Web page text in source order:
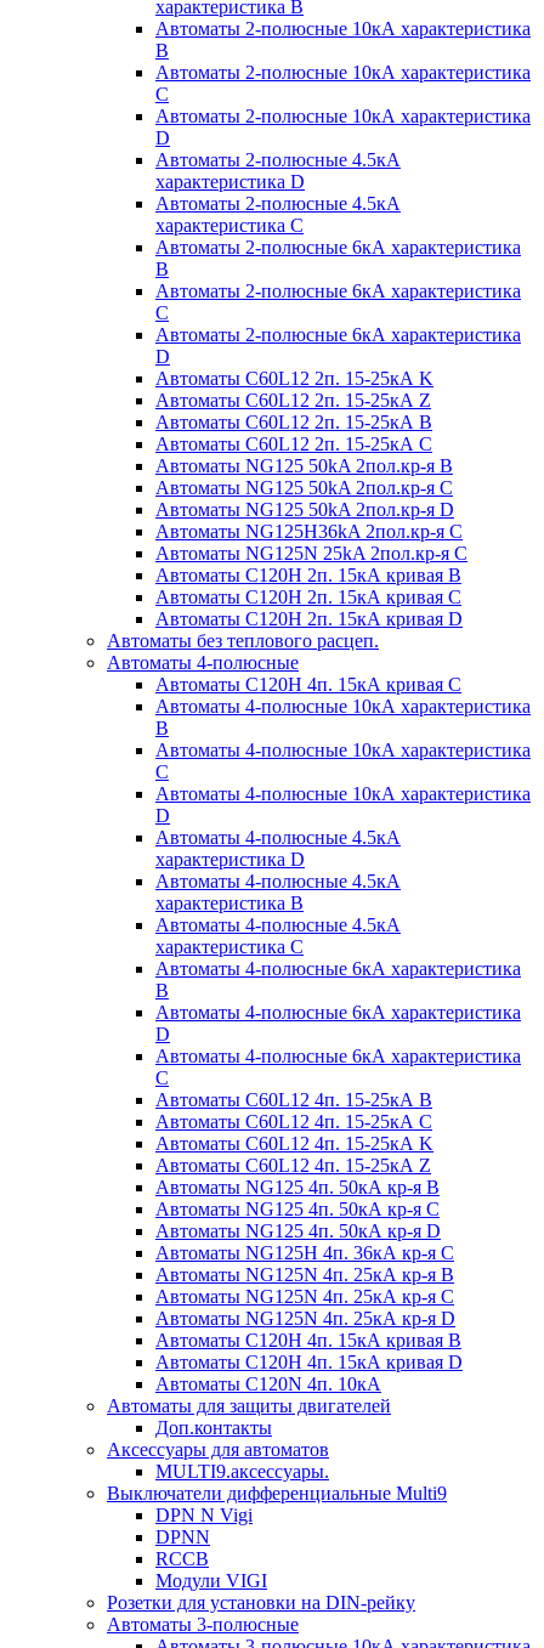
характеристика В
Автоматы 2-полюсные 10кА характеристика
B
Автоматы 2-полюсные 10кА характеристика
C
Автоматы 2-полюсные 10кА характеристика
D
Автоматы 2-полюсные 4.5кА
характеристика D
Автоматы 2-полюсные 4.5кА
характеристика С
Автоматы 2-полюсные 6кА характеристика
B
Автоматы 2-полюсные 6кА характеристика
C
Автоматы 2-полюсные 6кА характеристика
D
Автоматы C60L12 2п. 15-25кА K
Автоматы C60L12 2п. 15-25кА Z
Автоматы C60L12 2п. 15-25кА B
Автоматы C60L12 2п. 15-25кА C
Автоматы NG125 50kA 2пол.кр-я B
Автоматы NG125 50kA 2пол.кр-я C
Автоматы NG125 50kA 2пол.кр-я D
Автоматы NG125H36kA 2пол.кр-я C
Автоматы NG125N 25kA 2пол.кр-я C
Автоматы С120H 2п. 15кА кривая B
Автоматы С120H 2п. 15кА кривая C
Автоматы С120H 2п. 15кА кривая D
Автоматы без теплового расцеп.
Автоматы 4-полюсные
Автоматы С120H 4п. 15кА кривая C
Автоматы 4-полюсные 10кА характеристика
B
Автоматы 4-полюсные 10кА характеристика
C
Автоматы 4-полюсные 10кА характеристика
D
Автоматы 4-полюсные 4.5кА
характеристика D
Автоматы 4-полюсные 4.5кА
характеристика В
Автоматы 4-полюсные 4.5кА
характеристика С
Автоматы 4-полюсные 6кА характеристика
B
Автоматы 4-полюсные 6кА характеристика
D
Автоматы 4-полюсные 6кА характеристика
С
Автоматы C60L12 4п. 15-25кА B
Автоматы C60L12 4п. 15-25кА C
Автоматы C60L12 4п. 15-25кА K
Автоматы C60L12 4п. 15-25кА Z
Автоматы NG125 4п. 50кА кр-я B
Автоматы NG125 4п. 50кА кр-я C
Автоматы NG125 4п. 50кА кр-я D
Автоматы NG125H 4п. 36кА кр-я C
Автоматы NG125N 4п. 25кА кр-я B
Автоматы NG125N 4п. 25кА кр-я C
Автоматы NG125N 4п. 25кА кр-я D
Автоматы С120H 4п. 15кА кривая B
Автоматы С120H 4п. 15кА кривая D
Автоматы С120N 4п. 10кА
Автоматы для защиты двигателей
Доп.контакты
Аксессуары для автоматов
MULTI9.аксессуары.
Выключатели дифференциальные Multi9
DPN N Vigi
DPNN
RCCB
Модули VIGI
Розетки для установки на DIN-рейку
Автоматы 3-полюсные